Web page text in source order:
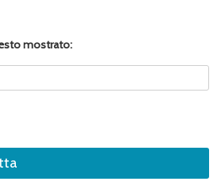
mostrato: